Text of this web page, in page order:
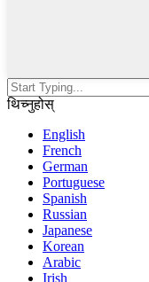
थिच्नुहोस्
English
French
German
Portuguese
Spanish
Russian
Japanese
Korean
Arabic
Irish